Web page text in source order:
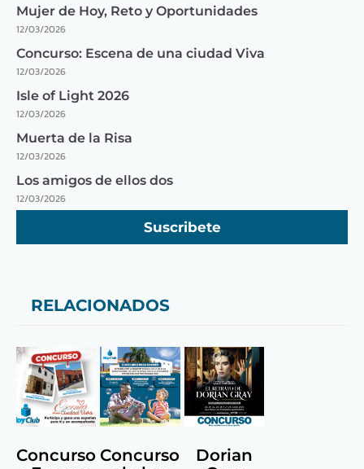
Mujer de Hoy, Reto y Oportunidades
12/03/2026
Concurso: Escena de una ciudad Viva
12/03/2026
Isle of Light 2026
12/03/2026
Muerta de la Risa
12/03/2026
Los amigos de ellos dos
12/03/2026
Suscribete
RELACIONADOS
Concurso Concurso
Dorian